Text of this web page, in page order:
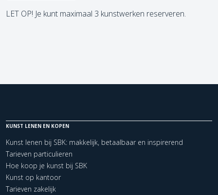
LET OP! Je kunt maximaal 3 kunstwerken reserveren.
KUNST LENEN EN KOPEN
Kunst lenen bij SBK: makkelijk, betaalbaar en inspirerend
Tarieven particulieren
Hoe koop je kunst bij SBK
Kunst op kantoor
Tarieven zakelijk